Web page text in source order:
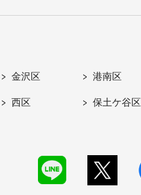
金沢区 港南区
西区 保土ケ谷区